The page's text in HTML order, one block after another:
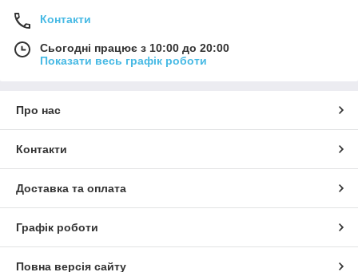
Контакти
Сьогодні працює з 10:00 до 20:00
Показати весь графік роботи
Про нас
Контакти
Доставка та оплата
Графік роботи
Повна версія сайту